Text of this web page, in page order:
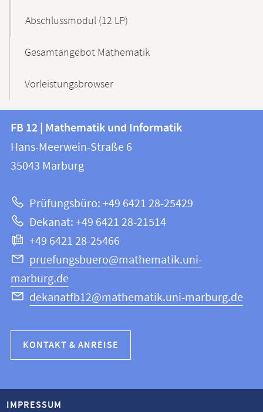
Abschlussmodul (12 LP)
Gesamtangebot Mathematik
Vorleistungsbrowser
Kontakt
und
Informationen
Website
FB
12
|
und
Informatik
FB 12 | Mathematik und Informatik
Hans-Meerwein-Straße 6
35043 Marburg
Prüfungsbüro: +49 6421 28-25429
Dekanat: +49 6421 28-21514
+49 6421 28-25466
pruefungsbuero@mathematik.uni-
marburg.de
dekanatfb12@mathematik.uni-marburg.de
KONTAKT & ANREISE
IMPRESSUM